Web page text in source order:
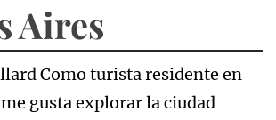
Aires
Como turista residente en
gusta explorar la ciudad